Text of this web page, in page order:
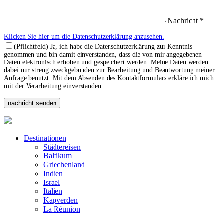
Nachricht *
Klicken Sie hier um die Datenschutzerklärung anzusehen.
(Pflichtfeld) Ja, ich habe die Datenschutzerklärung zur Kenntnis
genommen und bin damit einverstanden, dass die von mir angegebenen
Daten elektronisch erhoben und gespeichert werden. Meine Daten werden
dabei nur streng zweckgebunden zur Bearbeitung und Beantwortung meiner
Anfrage benutzt. Mit dem Absenden des Kontaktformulars erkläre ich mich
mit der Verarbeitung einverstanden.
Destinationen
Städtereisen
Baltikum
Griechenland
Indien
Israel
Italien
Kapverden
La Réunion